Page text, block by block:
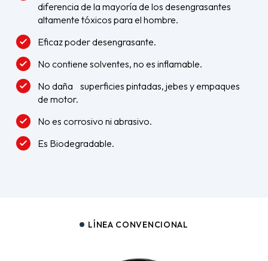
diferencia de la mayoría de los desengrasantes
altamente tóxicos para el hombre.
Eficaz poder desengrasante.
No contiene solventes, no es inflamable.
No daña superficies pintadas, jebes y empaques
de motor.
No es corrosivo ni abrasivo.
Es Biodegradable.
LÍNEA CONVENCIONAL